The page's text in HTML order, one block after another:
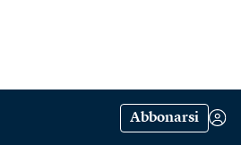
Abbonarsi